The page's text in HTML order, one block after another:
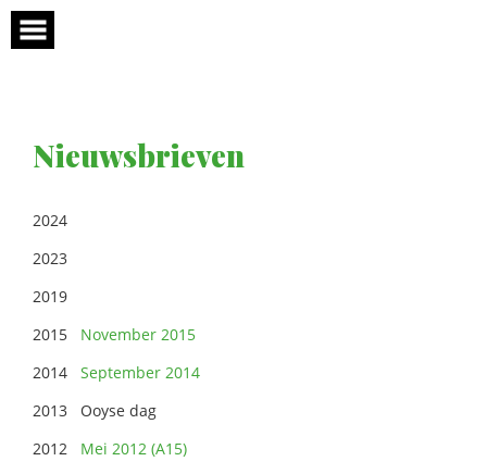
Skip
content
Nieuwsbrieven
2024
2023
2019
2015 November 2015
2014 September 2014
2013 Ooyse dag
2012 Mei 2012 (A15)